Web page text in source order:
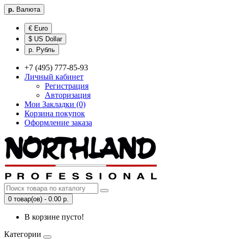
р. Валюта
€ Euro
$ US Dollar
р. Рубль
+7 (495) 777-85-93
Личный кабинет
Регистрация
Авторизация
Мои Закладки (0)
Корзина покупок
Оформление заказа
0 товар(ов) - 0.00 р.
В корзине пусто!
Категории